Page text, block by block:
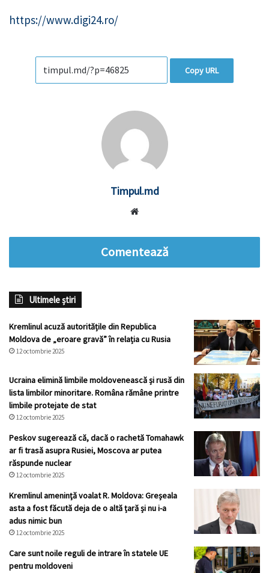
https://www.digi24.ro/
Copy URL
Timpul.md
Comentează
Ultimele știri
Kremlinul acuză autoritățile din Republica
Moldova de „eroare gravă” în relația cu Rusia
12 octombrie 2025
Ucraina elimină limbile moldovenească și rusă din
lista limbilor minoritare. Româna rămâne printre
limbile protejate de stat
12 octombrie 2025
Peskov sugerează că, dacă o rachetă Tomahawk
ar fi trasă asupra Rusiei, Moscova ar putea
răspunde nuclear
12 octombrie 2025
Kremlinul ameninţă voalat R. Moldova: Greșeala
asta a fost făcută deja de o altă țară și nu i-a
adus nimic bun
12 octombrie 2025
Care sunt noile reguli de intrare în statele UE
pentru moldoveni